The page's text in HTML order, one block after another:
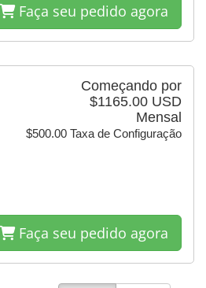
Faça seu pedido agora
Começando por
$1165.00 USD
Mensal
$500.00 Taxa de Configuração
Faça seu pedido agora